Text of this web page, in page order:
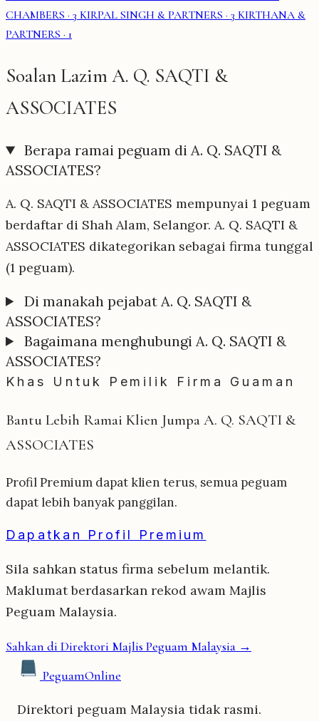
CHAMBERS · 3 KIRPAL SINGH & PARTNERS · 3 KIRTHANA &
PARTNERS · 1
Soalan Lazim A. Q. SAQTI &
ASSOCIATES
Berapa ramai peguam di A. Q. SAQTI &
ASSOCIATES?
A. Q. SAQTI & ASSOCIATES mempunyai 1 peguam
berdaftar di Shah Alam, Selangor. A. Q. SAQTI &
ASSOCIATES dikategorikan sebagai firma tunggal
(1 peguam).
Di manakah pejabat A. Q. SAQTI &
ASSOCIATES?
Bagaimana menghubungi A. Q. SAQTI &
ASSOCIATES?
Khas Untuk Pemilik Firma Guaman
Bantu Lebih Ramai Klien Jumpa A. Q. SAQTI &
ASSOCIATES
Profil Premium dapat klien terus, semua peguam
dapat lebih banyak panggilan.
Dapatkan Profil Premium
Sila sahkan status firma sebelum melantik.
Maklumat berdasarkan rekod awam Majlis
Peguam Malaysia.
Sahkan di Direktori Majlis Peguam Malaysia →
PeguamOnline
Direktori peguam Malaysia tidak rasmi.